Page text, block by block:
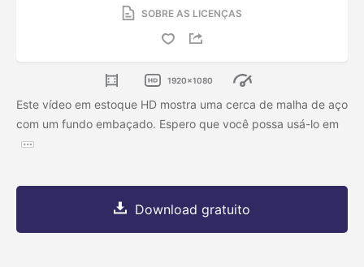
SOBRE AS LICENÇAS
1920x1080
Este vídeo em estoque HD mostra uma cerca de malha de aço
com um fundo embaçado. Espero que você possa usá-lo em
Download gratuito